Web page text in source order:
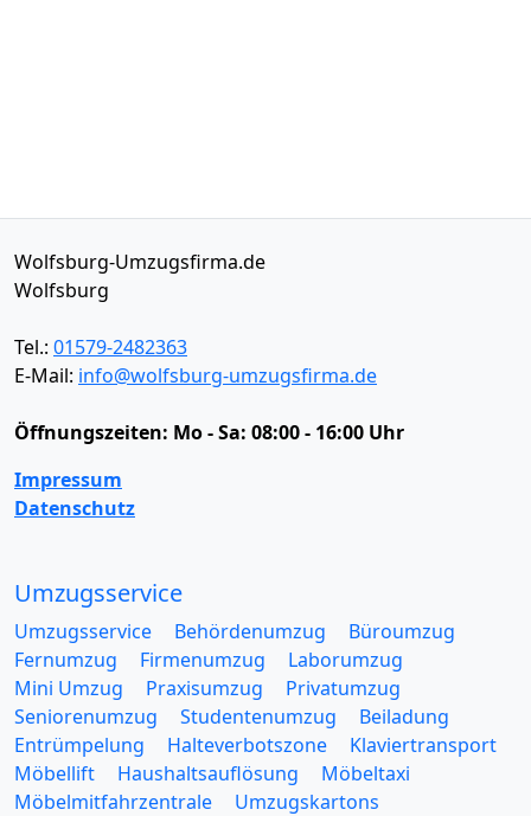
Wolfsburg-Umzugsfirma.de
Wolfsburg
Tel.: 01579-2482363
E-Mail: info@wolfsburg-umzugsfirma.de
Öffnungszeiten: Mo - Sa: 08:00 - 16:00 Uhr
Impressum
Datenschutz
Umzugsservice
Umzugsservice Behördenumzug
Büroumzug
Fernumzug
Firmenumzug
Laborumzug
Mini Umzug
Praxisumzug
Privatumzug
Seniorenumzug
Studentenumzug
Beiladung
Entrümpelung
Halteverbotszone
Klaviertransport
Möbellift
Haushaltsauflösung
Möbeltaxi
Möbelmitfahrzentrale
Umzugskartons